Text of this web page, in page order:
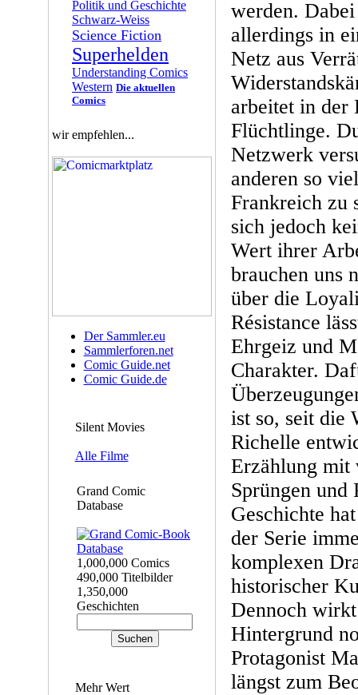
Politik und Geschichte
Schwarz-Weiss
Science Fiction
Superhelden
Understanding Comics
Western Die aktuellen
Comics
wir empfehlen...
Der Sammler.eu
Sammlerforen.net
Comic Guide.net
Comic Guide.de
Silent Movies
Alle Filme
Grand Comic
Database
1,000,000 Comics
490,000 Titelbilder
1,350,000
Geschichten
Mehr Wert
werden.
allerdings in
Netz aus
arbeitet in
Flüchtlinge.
Netzwerk
anderen so
Frankreich zu
sich jedoch
Wert ihrer
brauchen uns
über die
Résistance
Ehrgeiz und
Charakter.
ist so, seit die
Richelle
Erzählung mit
Sprüngen und
Geschichte
der Serie
komplexen
historischer
Dennoch
Hintergrund
Protagonist
längst zum